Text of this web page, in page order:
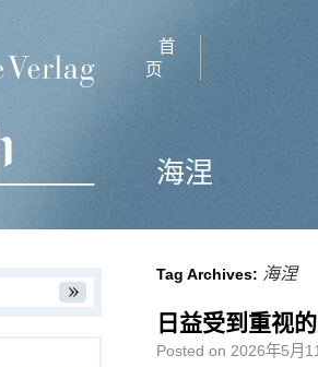
首
页
海涅
Tag Archives: 海涅
日益受到重视
Posted on 2026年5月